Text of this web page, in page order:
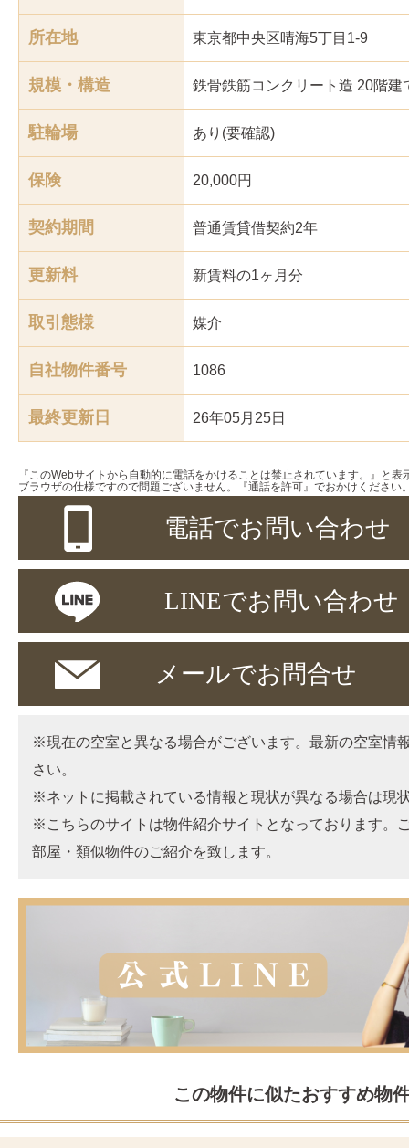
所在地 東京都中央区晴海5丁目1-9
規模・構造 鉄骨鉄筋コンクリート造 20階建
駐輪場 あり(要確認)
保険 20,000円
契約期間 普通賃貸借契約2年
更新料 新賃料の1ヶ月分
取引態様 媒介
自社物件番号 1086
最終更新日 26年05月25日
『このWebサイトから自動的に電話をかけることは禁止されています。』と
ブラウザの仕様ですので問題ございません。『通話を許可』でおかけください
電話でお問い合わせ
LINEでお問い合わせ
メールでお問合せ
※現在の空室と異なる場合がございます。最新の空室情
さい。
※ネットに掲載されている情報と現状が異なる場合は現
※こちらのサイトは物件紹介サイトとなっております。
部屋・類似物件のご紹介を致します。
この物件に似たおすすめ物